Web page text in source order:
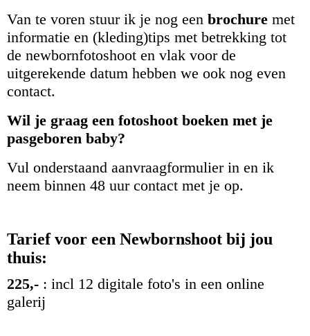
Van te voren stuur ik je nog een brochure met
informatie en (kleding)tips met betrekking tot
de newbornfotoshoot en vlak voor de
uitgerekende datum hebben we ook nog even
contact.
Wil je graag een fotoshoot boeken met je
pasgeboren baby?
Vul onderstaand aanvraagformulier in en ik
neem binnen 48 uur contact met je op.
Tarief voor een Newbornshoot bij jou
thuis:
225,- : incl 12 digitale foto's in een online
galerij